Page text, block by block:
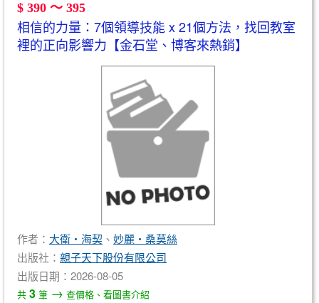
$ 390 ～ 395
相信的力量：7個領導技能 x 21個方法，找回教室
裡的正向影響力【金石堂、博客來熱銷】
作者： 大衛‧海契 、 妙麗‧桑莫絲
出版社： 親子天下股份有限公司
出版日期：2026-08-05
共 3 筆 → 查價格、看圖書介紹